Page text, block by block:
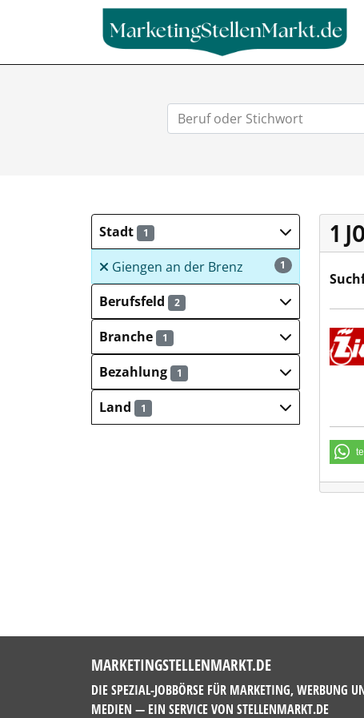
Stadt 1
1
Giengen an der Brenz
Berufsfeld
2
Branche 1
Bezahlung 1
Land 1
1
MARKETINGSTELLENMARKT.DE
DIE SPEZIAL-JOBBÖRSE FÜR MARKETING, WERBUNG
MEDIEN — EIN SERVICE VON STELLENMARKT.DE